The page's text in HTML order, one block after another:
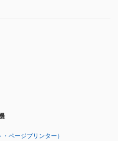
・ページプリンター）